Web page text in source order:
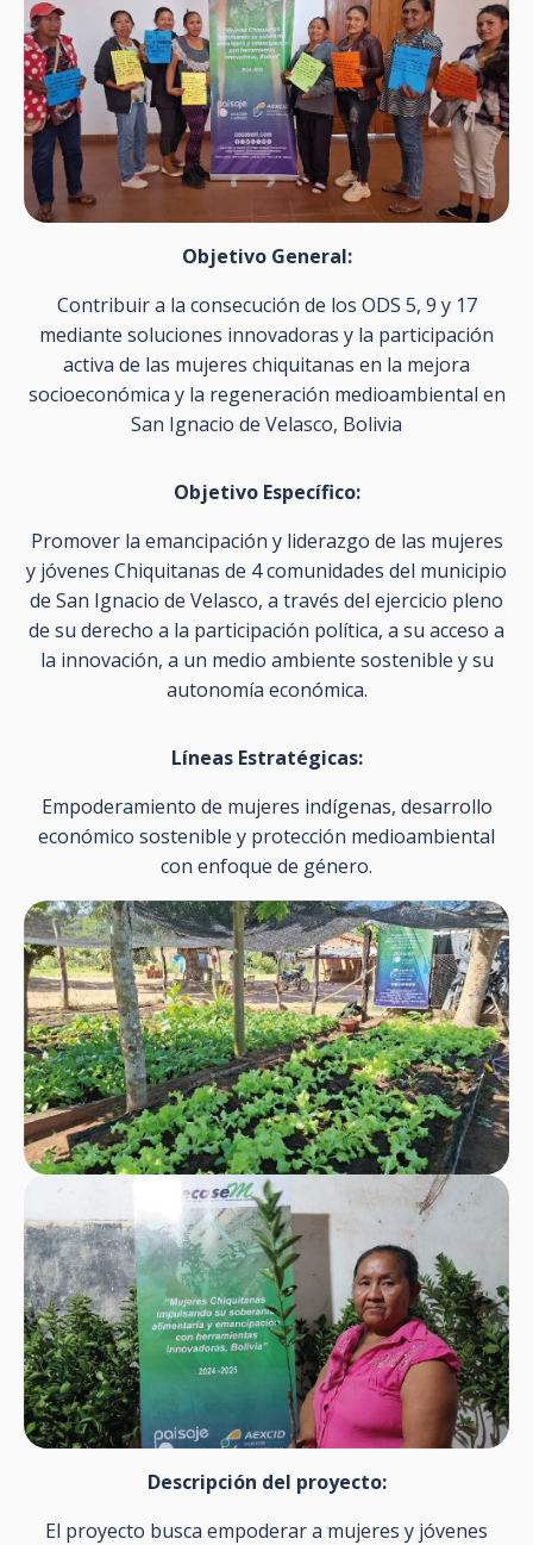
Objetivo General:
Contribuir a la consecución de los ODS 5, 9 y 17
mediante soluciones innovadoras y la participación
activa de las mujeres chiquitanas en la mejora
socioeconómica y la regeneración medioambiental en
San Ignacio de Velasco, Bolivia
Objetivo Específico:
Promover la emancipación y liderazgo de las mujeres
y jóvenes Chiquitanas de 4 comunidades del municipio
de San Ignacio de Velasco, a través del ejercicio pleno
de su derecho a la participación política, a su acceso a
la innovación, a un medio ambiente sostenible y su
autonomía económica.
Líneas Estratégicas:
Empoderamiento de mujeres indígenas, desarrollo
económico sostenible y protección medioambiental
con enfoque de género.
Descripción del proyecto:
El proyecto busca empoderar a mujeres y jóvenes